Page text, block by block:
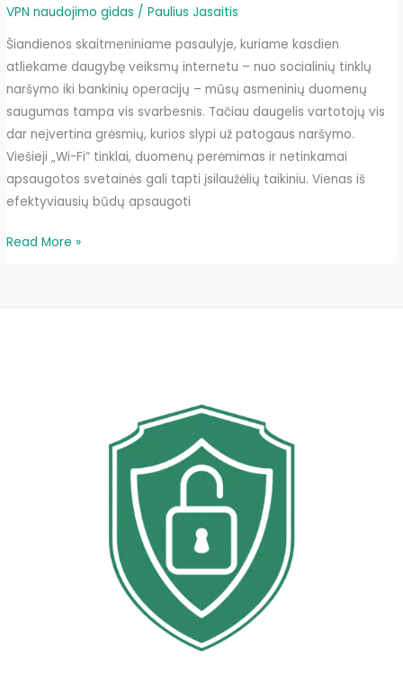
VPN naudojimo gidas /Paulius Jasaitis
Šiandienos skaitmeniniame pasaulyje, kuriame kasdien
atliekame daugybę veiksmų internetu – nuo socialinių tinklų
naršymo iki bankinių operacijų – mūsų asmeninių duomenų
saugumas tampa vis svarbesnis. Tačiau daugelis vartotojų vis
dar neįvertina grėsmių, kurios slypi už patogaus naršymo.
Viešieji „Wi-Fi“ tinklai, duomenų perėmimas ir netinkamai
apsaugotos svetainės gali tapti įsilaužėlių taikiniu. Vienas iš
efektyviausių būdų apsaugoti
Saugus
kaip
Read More »